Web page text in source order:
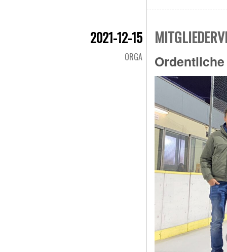
2021-12-15
ORGA